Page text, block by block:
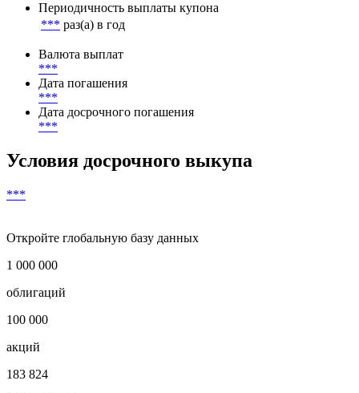
Периодичность выплаты купона
*** раз(а) в год
Валюта выплат
***
Дата погашения
***
Дата досрочного погашения
***
Условия досрочного выкупа
***
Откройте глобальную базу данных
1 000 000
облигаций
100 000
акций
183 824